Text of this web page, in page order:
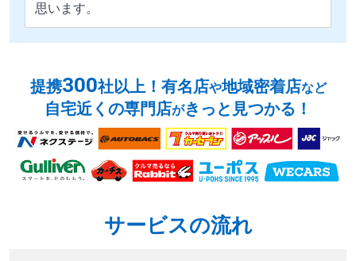
思います。
提携300社以上！有名店や地域密着店など
自宅近くの専門店がきっと見つかる！
サービスの流れ